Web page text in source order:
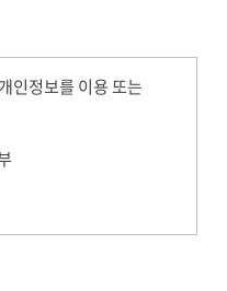
인정보를 이용 또는